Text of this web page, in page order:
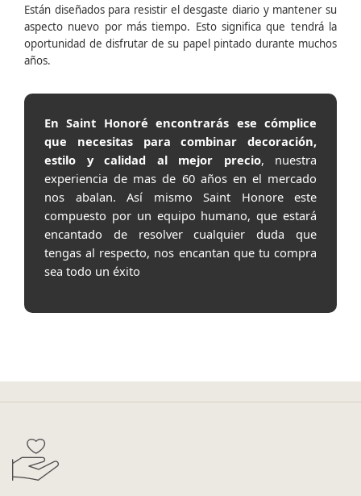
Están diseñados para resistir el desgaste diario y mantener su
aspecto nuevo por más tiempo. Esto significa que tendrá la
oportunidad de disfrutar de su papel pintado durante muchos
años.
En Saint Honoré encontrarás ese cómplice
que necesitas para combinar decoración,
estilo y calidad al mejor precio, nuestra
experiencia de mas de 60 años en el mercado
nos abalan. Así mismo Saint Honore este
compuesto por un equipo humano, que estará
encantado de resolver cualquier duda que
tengas al respecto, nos encantan que tu compra
sea todo un éxito